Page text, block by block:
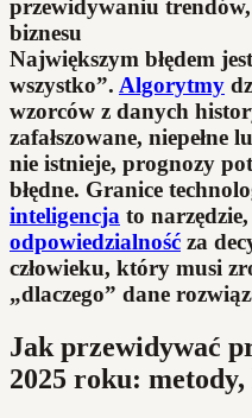
Największym błędem
wszystko”. Algorytmy
wzorców z danych
zafałszowane,
nie istnieje, prognozy
błędne. Granice
inteligencja to
odpowiedzialność za
człowieku, który musi
„dlaczego” dane
Jak przewidywać
2025 roku: